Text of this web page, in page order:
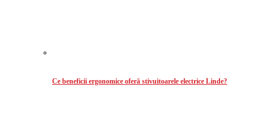
Ce beneficii ergonomice oferă stivuitoarele electrice Linde?